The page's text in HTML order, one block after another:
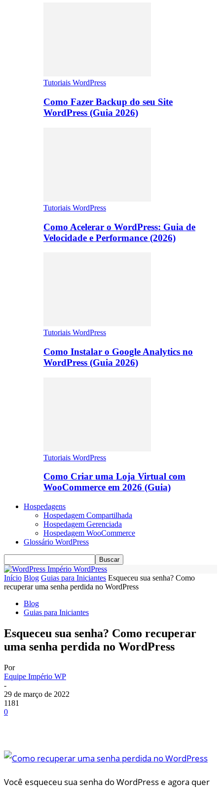
Tutoriais WordPress
Como Fazer Backup do seu Site
WordPress (Guia 2026)
Tutoriais WordPress
Como Acelerar o WordPress: Guia de
Velocidade e Performance (2026)
Tutoriais WordPress
Como Instalar o Google Analytics no
WordPress (Guia 2026)
Tutoriais WordPress
Como Criar uma Loja Virtual com
WooCommerce em 2026 (Guia)
Hospedagens
Hospedagem Compartilhada
Hospedagem Gerenciada
Hospedagem WooCommerce
Glossário WordPress
Império WordPress
Início Blog Guias para Iniciantes Esqueceu sua senha? Como
recuperar uma senha perdida no WordPress
Blog
Guias para Iniciantes
Esqueceu sua senha? Como recuperar
uma senha perdida no WordPress
Por
Equipe Império WP
-
29 de março de 2022
1181
0
Você esqueceu sua senha do WordPress e agora quer